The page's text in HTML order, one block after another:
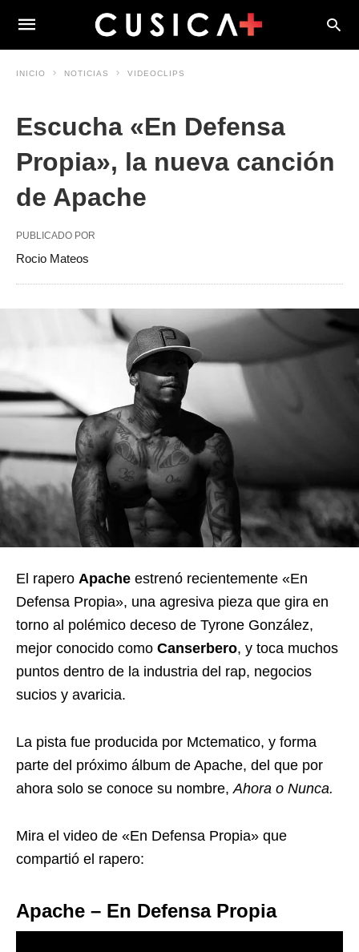
INICIO NOTICIAS VIDEOCLIPS
Escucha «En Defensa
Propia», la nueva canción
de Apache
PUBLICADO POR
Rocio Mateos
El rapero Apache estrenó recientemente «En
Defensa Propia», una agresiva pieza que gira en
torno al polémico deceso de Tyrone González,
mejor conocido como Canserbero, y toca muchos
puntos dentro de la industria del rap, negocios
sucios y avaricia.
La pista fue producida por Mctematico, y forma
parte del próximo álbum de Apache, del que por
ahora solo se conoce su nombre,Ahora o Nunca.
Mira el video de «En Defensa Propia» que
compartió el rapero:
Apache – En Defensa Propia